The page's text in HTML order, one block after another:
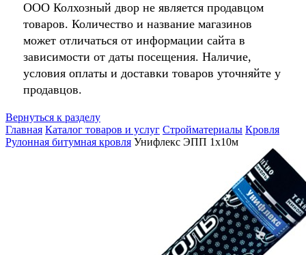
ООО Колхозный двор не является продавцом
товаров. Количество и название магазинов
может отличаться от информации сайта в
зависимости от даты посещения. Наличие,
условия оплаты и доставки товаров уточняйте у
продавцов.
Вернуться к разделу
Главная Каталог товаров и услуг Стройматериалы Кровля
Рулонная битумная кровля Унифлекс ЭПП 1х10м